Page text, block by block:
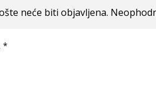
neće biti objavljena.